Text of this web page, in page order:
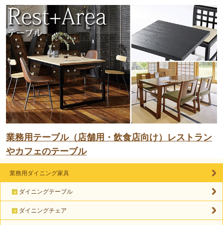
業務用テーブル（店舗用・飲食店向け）レストラン
やカフェのテーブル
業務用ダイニング家具
ダイニングテーブル
ダイニングチェア